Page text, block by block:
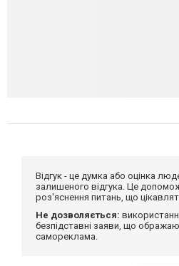
Відгук - це думка або оцінка
залишеного відгука. Це
роз'яснення питань, що
Не дозволяється:
безпідставні заяви, що
самореклама.